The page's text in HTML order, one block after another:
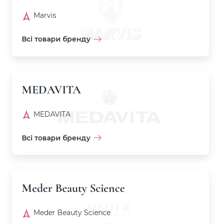
Marvis
Всі товари бренду
MEDAVITA
MEDAVITA
Всі товари бренду
Meder Beauty Science
Meder Beauty Science